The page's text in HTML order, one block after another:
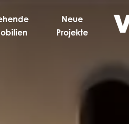
Neue
Projekte